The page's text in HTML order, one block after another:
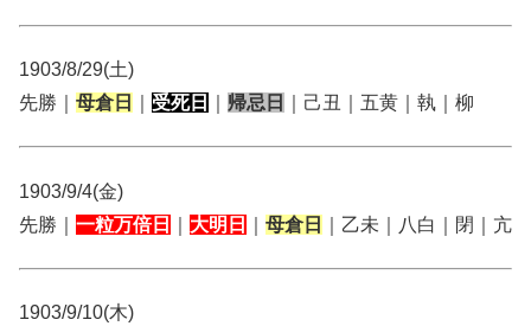
1903/8/29(土)
先勝｜ 母倉日 受死日 帰忌日 ｜己丑｜五黄｜執｜柳
1903/9/4(金)
先勝｜ 一粒万倍日 大明日 母倉日 ｜乙未｜八白｜閉｜亢
1903/9/10(木)